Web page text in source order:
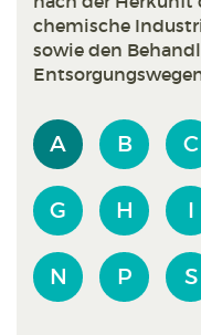
chemische
sowie den
A B C
G H I
N P S